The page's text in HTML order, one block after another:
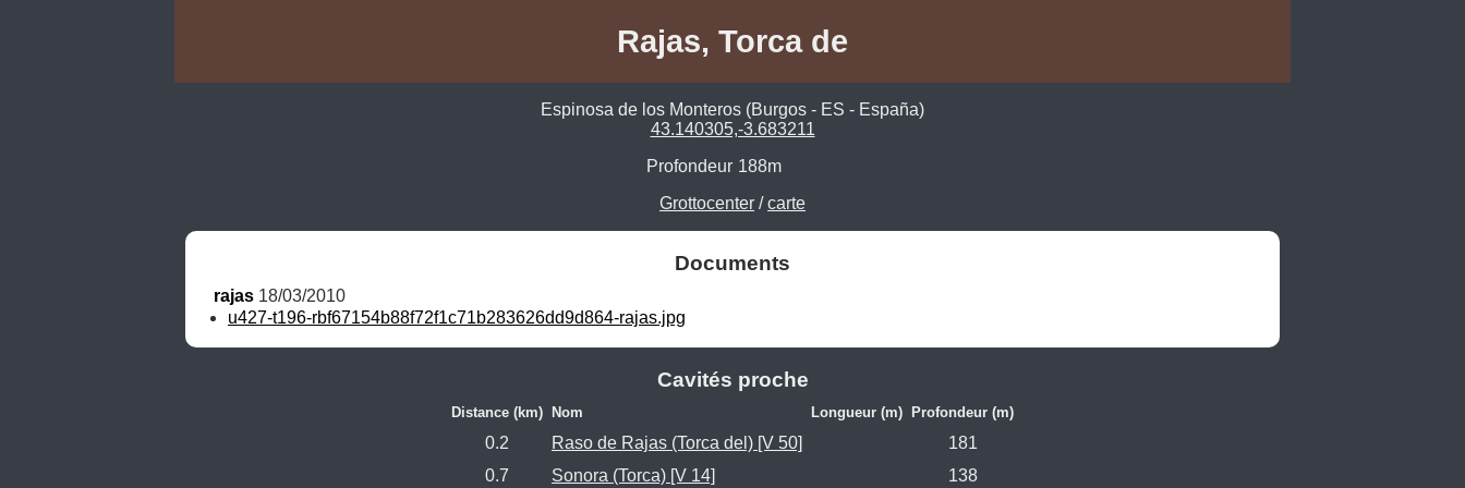
Rajas, Torca de
Espinosa de los Monteros (Burgos - ES - España)
43.140305,-3.683211
Profondeur 188m
Grottocenter /carte
Documents
rajas 18/03/2010
u427-t196-rbf67154b88f72f1c71b283626dd9d864-rajas.jpg
Cavités proche
Distance (km) Nom Longueur (m) Profondeur (m)
0.2 Raso de Rajas (Torca del) [V 50]
181
0.7
Sonora (Torca) [V 14]
138